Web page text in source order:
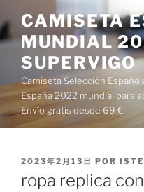
al
contenido
CAMISETA
MUNDIAL
SUPERVIGO
Camiseta Selección
España 2022 mundial para
Envío gratis desde 69 €.
PUBLICADO
2023年2月13日 POR
ropa replica